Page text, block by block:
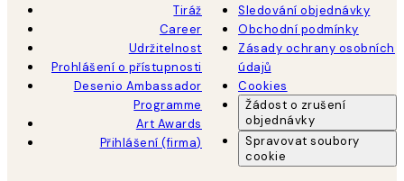
Tiráž
Career
Udržitelnost
Prohlášení o přístupnosti
Desenio Ambassador
Programme
Art Awards
Přihlášení (firma)
Sledování objednávky
Obchodní podmínky
Zásady ochrany osobních
údajů
Cookies
Žádost o zrušení
objednávky
Spravovat soubory
cookie